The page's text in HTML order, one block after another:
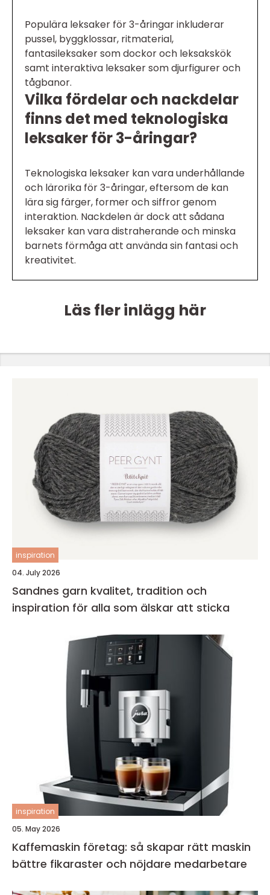
Populära leksaker för 3-åringar inkluderar
pussel, byggklossar, ritmaterial,
fantasileksaker som dockor och leksakskök
samt interaktiva leksaker som djurfigurer och
tågbanor.
Vilka fördelar och nackdelar
finns det med teknologiska
leksaker för 3-åringar?
Teknologiska leksaker kan vara underhållande
och lärorika för 3-åringar, eftersom de kan
lära sig färger, former och siffror genom
interaktion. Nackdelen är dock att sådana
leksaker kan vara distraherande och minska
barnets förmåga att använda sin fantasi och
kreativitet.
Läs fler inlägg här
inspiration
04. July 2026
Sandnes garn kvalitet, tradition och
inspiration för alla som älskar att sticka
inspiration
05. May 2026
Kaffemaskin företag: så skapar rätt maskin
bättre fikaraster och nöjdare medarbetare